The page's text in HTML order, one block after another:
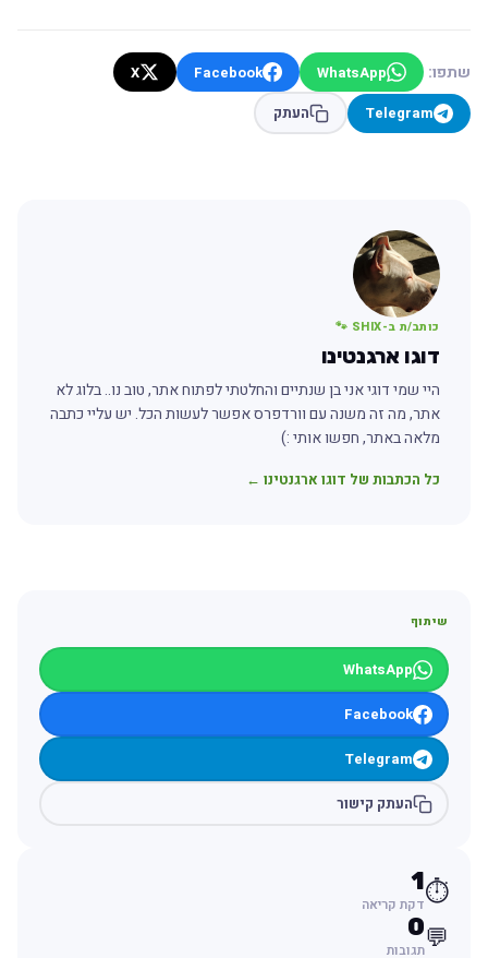
שתפו: WhatsApp
Facebook
X
Telegram
העתק
כותב/ת ב-SHIX 🐾
דוגו ארגנטינו
היי שמי דוגי אני בן שנתיים והחלטתי לפתוח אתר, טוב נו.. בלוג לא
אתר, מה זה משנה עם וורדפרס אפשר לעשות הכל. יש עליי כתבה
מלאה באתר, חפשו אותי :)
כל הכתבות של דוגו ארגנטינו ←
שיתוף
WhatsApp
Facebook
Telegram
העתק קישור
⏱️
1
דקת קריאה
💬
0
תגובות